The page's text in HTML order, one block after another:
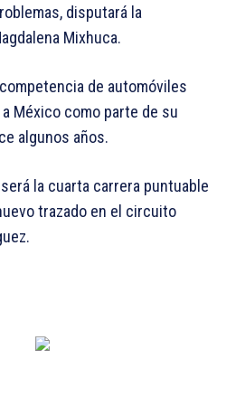
disputará la
Mixhuca.
de automóviles
México como parte de su
algunos años.
la cuarta carrera puntuable
trazado en el circuito